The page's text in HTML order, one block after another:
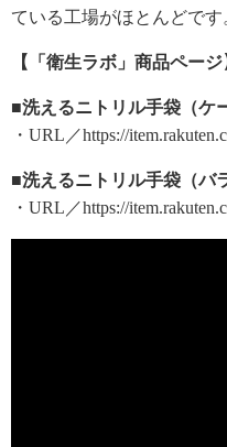
ている工場がほとんどです
【「衛生ラボ」商品ページ
■洗えるニトリル手袋（ケ
・URL／https://
■洗えるニトリル手袋（バ
・URL／https://